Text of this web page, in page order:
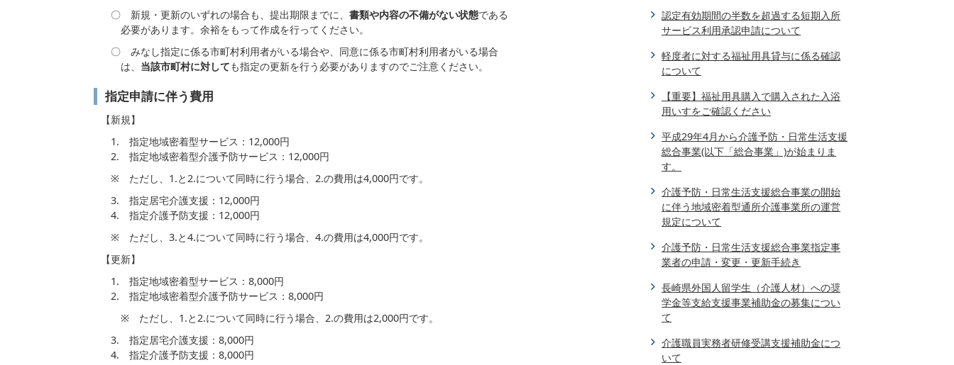
〇 新規・更新のいずれの場合も、提出期限までに、 書類や内容の不備がない状態である
必要があります。余裕をもって作成を行ってください。
〇 みなし指定に係る市町村利用者がいる場合や、同意に係る市町村利用者がいる場合
は、 当該市町村に対しても指定の更新を行う必要がありますのでご注意ください。
指定申請に伴う費用
【新規】
1. 指定地域密着型サービス：12,000円
2. 指定地域密着型介護予防サービス：12,000円
※ ただし、1.と2.について同時に行う場合、2.の費用は4,000円です。
3. 指定居宅介護支援：12,000円
4. 指定介護予防支援：12,000円
※ ただし、3.と4.について同時に行う場合、4.の費用は4,000円です。
【更新】
1. 指定地域密着型サービス：8,000円
2. 指定地域密着型介護予防サービス：8,000円
※ ただし、1.と2.について同時に行う場合、2.の費用は2,000円です。
3. 指定居宅介護支援：8,000円
4. 指定介護予防支援：8,000円
認定有効期間の半数を超過する短期入所
サービス利用承認申請について
軽度者に対する福祉用具貸与に係る確認
について
【重要】福祉用具購入で購入された入浴
用いすをご確認ください
平成29年4月から介護予防・日常生活支援
総合事業(以下「総合事業」)が始まりま
す。
介護予防・日常生活支援総合事業の開始
に伴う地域密着型通所介護事業所の運営
規定について
介護予防・日常生活支援総合事業指定事
業者の申請・変更・更新手続き
長崎県外国人留学生（介護人材）への奨
学金等支給支援事業補助金の募集につい
て
介護職員実務者研修受講支援補助金につ
いて